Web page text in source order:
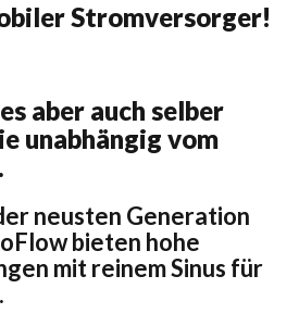
Stromversorger!
aber auch selber
unabhängig vom
neusten Generation
bieten hohe
mit reinem Sinus für